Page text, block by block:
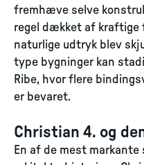
fremhæve selve
regel dækket af kraftige
naturlige udtryk blev
type bygninger kan
Ribe, hvor flere
er bevaret.
Christian 4. og
En af de mest markante